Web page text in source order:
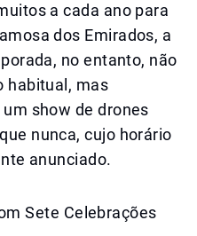
a cada ano para
dos Emirados, a
no entanto, não
habitual, mas
show de drones
nunca, cujo horário
anunciado.
Sete Celebrações